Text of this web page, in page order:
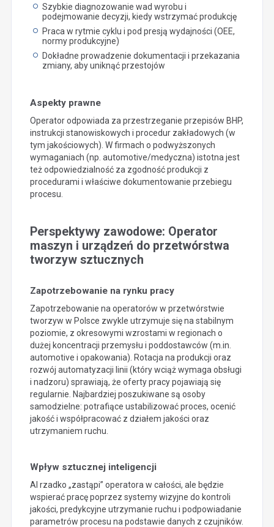
Szybkie diagnozowanie wad wyrobu i
podejmowanie decyzji, kiedy wstrzymać produkcję
Praca w rytmie cyklu i pod presją wydajności (OEE,
normy produkcyjne)
Dokładne prowadzenie dokumentacji i przekazania
zmiany, aby uniknąć przestojów
Aspekty prawne
Operator odpowiada za przestrzeganie przepisów BHP,
instrukcji stanowiskowych i procedur zakładowych (w
tym jakościowych). W firmach o podwyższonych
wymaganiach (np. automotive/medyczna) istotna jest
też odpowiedzialność za zgodność produkcji z
procedurami i właściwe dokumentowanie przebiegu
procesu.
Perspektywy zawodowe: Operator
maszyn i urządzeń do przetwórstwa
tworzyw sztucznych
Zapotrzebowanie na rynku pracy
Zapotrzebowanie na operatorów w przetwórstwie
tworzyw w Polsce zwykle utrzymuje się na stabilnym
poziomie, z okresowymi wzrostami w regionach o
dużej koncentracji przemysłu i poddostawców (m.in.
automotive i opakowania). Rotacja na produkcji oraz
rozwój automatyzacji linii (który wciąż wymaga obsługi
i nadzoru) sprawiają, że oferty pracy pojawiają się
regularnie. Najbardziej poszukiwane są osoby
samodzielne: potrafiące ustabilizować proces, ocenić
jakość i współpracować z działem jakości oraz
utrzymaniem ruchu.
Wpływ sztucznej inteligencji
AI rzadko „zastąpi” operatora w całości, ale będzie
wspierać pracę poprzez systemy wizyjne do kontroli
jakości, predykcyjne utrzymanie ruchu i podpowiadanie
parametrów procesu na podstawie danych z czujników.